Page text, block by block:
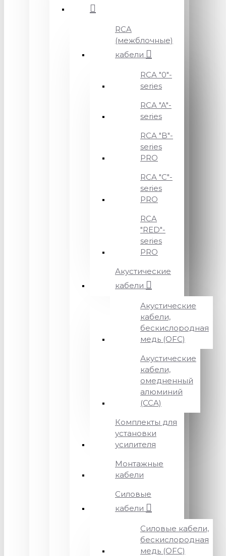
RCA
(межблочные)
кабели
RCA "0"-
series
RCA "A"-
series
RCA "B"-
series
PRO
RCA "C"-
series
PRO
RCA
"RED"-
series
PRO
Акустические
кабели
Акустические
кабели,
бескислородная
медь (OFC)
Акустические
кабели,
омедненный
алюминий
(CCA)
Комплекты для
установки
усилителя
Монтажные
кабели
Силовые
кабели
Силовые кабели,
бескислородная
медь (OFC)